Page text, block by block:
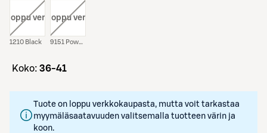
, loppu verkosta
1210 Black
väri: , loppu verkosta
9151 Powder
koko: 36-41
Tuote on loppu verkkokaupasta, mutta voit tarkastaa
myymäläsaatavuuden valitsemalla tuotteen värin ja
koon.